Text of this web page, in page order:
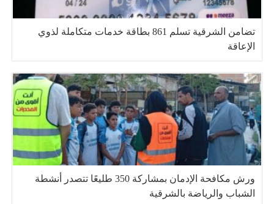
تضامن الشرقية تسلم 861 بطاقة خدمات متكاملة لذوي
الإعاقة
ورش مكافحة الإدمان بمشاركة 350 طليعًا تتصدر أنشطة
الشباب والرياضة بالشرقية